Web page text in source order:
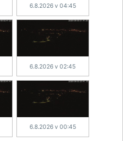
6.8.2026 v 04:45
6.8.2026 v 02:45
6.8.2026 v 00:45